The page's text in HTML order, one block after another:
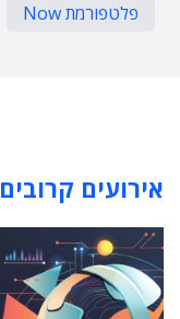
פלטפורמת Now
אירועים קרובים